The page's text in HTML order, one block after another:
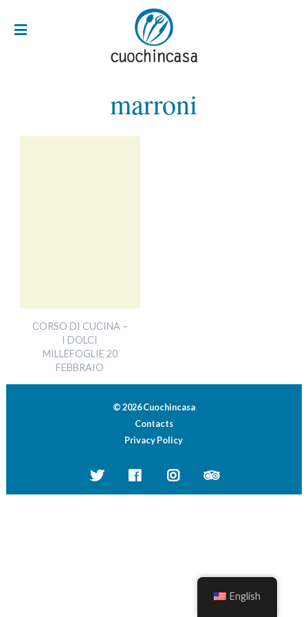
marroni
CORSO DI CUCINA –
I DOLCI
MILLEFOGLIE 20
FEBBRAIO
© 2026 Cuochincasa
Contacts
Privacy Policy
English